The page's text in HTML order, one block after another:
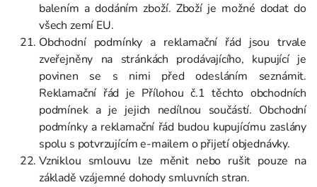
balením a dodáním zboží. Zboží je možné dodat do
všech zemí EU.
Obchodní podmínky a reklamační řád jsou trvale
zveřejněny na stránkách prodávajícího, kupující je
povinen se s nimi před odesláním seznámit.
Reklamační řád je Přílohou č.1 těchto obchodních
podmínek a je jejich nedílnou součástí. Obchodní
podmínky a reklamační řád budou kupujícímu zaslány
spolu s potvrzujícím e-mailem o přijetí objednávky.
Vzniklou smlouvu lze měnit nebo rušit pouze na
základě vzájemné dohody smluvních stran.